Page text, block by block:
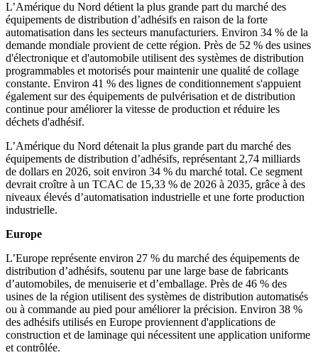
L’Amérique du Nord détient la plus grande part du marché des
équipements de distribution d’adhésifs en raison de la forte
automatisation dans les secteurs manufacturiers. Environ 34 % de la
demande mondiale provient de cette région. Près de 52 % des usines
d'électronique et d'automobile utilisent des systèmes de distribution
programmables et motorisés pour maintenir une qualité de collage
constante. Environ 41 % des lignes de conditionnement s'appuient
également sur des équipements de pulvérisation et de distribution
continue pour améliorer la vitesse de production et réduire les
déchets d'adhésif.
L’Amérique du Nord détenait la plus grande part du marché des
équipements de distribution d’adhésifs, représentant 2,74 milliards
de dollars en 2026, soit environ 34 % du marché total. Ce segment
devrait croître à un TCAC de 15,33 % de 2026 à 2035, grâce à des
niveaux élevés d’automatisation industrielle et une forte production
industrielle.
Europe
L’Europe représente environ 27 % du marché des équipements de
distribution d’adhésifs, soutenu par une large base de fabricants
d’automobiles, de menuiserie et d’emballage. Près de 46 % des
usines de la région utilisent des systèmes de distribution automatisés
ou à commande au pied pour améliorer la précision. Environ 38 %
des adhésifs utilisés en Europe proviennent d'applications de
construction et de laminage qui nécessitent une application uniforme
et contrôlée.